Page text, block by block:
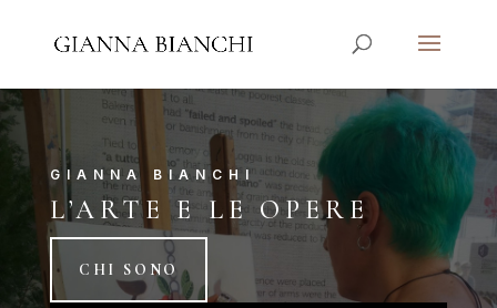
GIANNA BIANCHI
L’ARTE E LE OPERE
CHI SONO